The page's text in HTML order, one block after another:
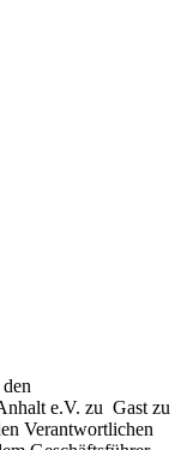
e.V. zu Gast zu
Verantwortlichen